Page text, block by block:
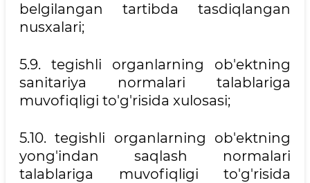
belgilangan tartibda tasdiqlangan
nusxalari;
5.9. tegishli organlarning ob'ektning
sanitariya normalari talablariga
muvofiqligi to'g'risida xulosasi;
5.10. tegishli organlarning ob'ektning
yong'indan saqlash normalari
talablariga muvofiqligi to'g'risida